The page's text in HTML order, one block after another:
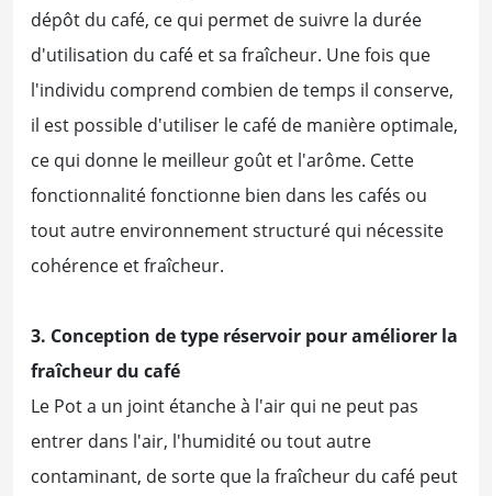
dépôt du café, ce qui permet de suivre la durée
d'utilisation du café et sa fraîcheur. Une fois que
l'individu comprend combien de temps il conserve,
il est possible d'utiliser le café de manière optimale,
ce qui donne le meilleur goût et l'arôme. Cette
fonctionnalité fonctionne bien dans les cafés ou
tout autre environnement structuré qui nécessite
cohérence et fraîcheur.
3. Conception de type réservoir pour améliorer la
fraîcheur du café
Le Pot a un joint étanche à l'air qui ne peut pas
entrer dans l'air, l'humidité ou tout autre
contaminant, de sorte que la fraîcheur du café peut